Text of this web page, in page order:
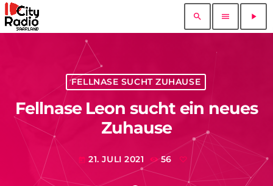
search menu play_arrow
FELLNASE SUCHT ZUHAUSE
Fellnase Leon sucht ein neues
Zuhause
today 21. JULI 2021 56